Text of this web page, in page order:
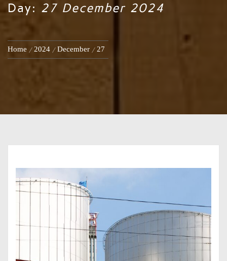
Day: 27 December 2024
Home 2024 December 27